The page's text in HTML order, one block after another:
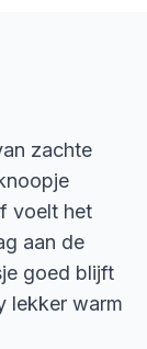
zachte
voelt het
aan de
goed blijft
lekker warm